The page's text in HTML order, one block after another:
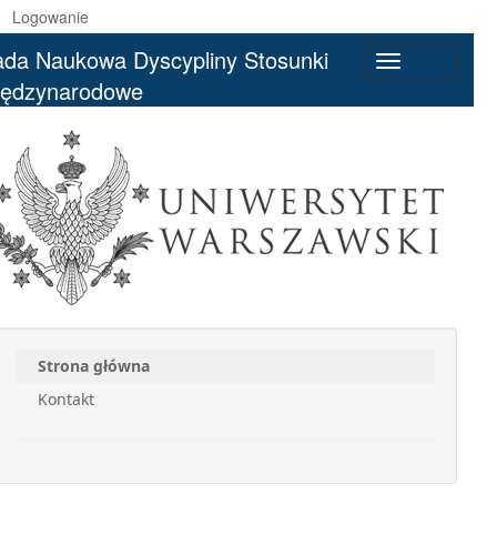
Logowanie
navigation
Naukowa Dyscypliny Stosunki
Strona główna
Kontakt